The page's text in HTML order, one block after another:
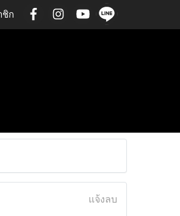
ชิก
แจ้งลบ